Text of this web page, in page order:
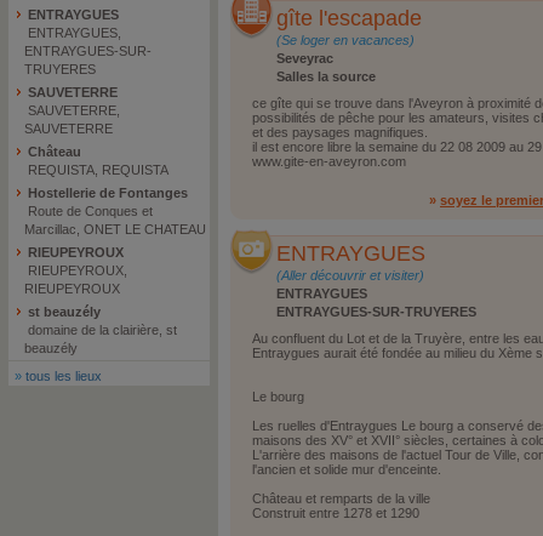
ENTRAYGUES
ENTRAYGUES,
ENTRAYGUES-SUR-
TRUYERES
SAUVETERRE
SAUVETERRE,
SAUVETERRE
Château
REQUISTA, REQUISTA
Hostellerie de Fontanges
Route de Conques et
Marcillac, ONET LE CHATEAU
RIEUPEYROUX
RIEUPEYROUX,
RIEUPEYROUX
st beauzély
domaine de la clairière, st
beauzély
» tous les lieux
gîte l'escapade
(Se loger en vacances)
Seveyrac
Salles la source
ce gîte qui se trouve dans l'Aveyron à proximité
possibilités de pêche pour les amateurs, visites
et des paysages magnifiques.
il est encore libre la semaine du 22 08 2009 au
www.gite-en-aveyron.com
» soyez le
ENTRAYGUES
(Aller découvrir et visiter)
ENTRAYGUES
ENTRAYGUES-SUR-TRUYERES
Au confluent du Lot et de la Truyère, entre les
Entraygues aurait été fondée au milieu du Xème
Le bourg
Les ruelles d'Entraygues Le bourg a conservé
maisons des XV° et XVII° siècles, certaines à
L'arrière des maisons de l'actuel Tour de Ville,
l'ancien et solide mur d'enceinte.
Château et remparts de la ville
Construit entre 1278 et 1290